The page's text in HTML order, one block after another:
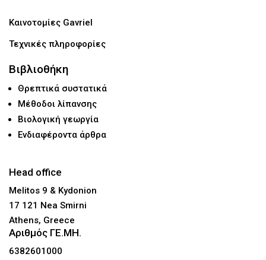
Καινοτομίες Gavriel
Τεχνικές πληροφορίες
Βιβλιοθήκη
Θρεπτικά συστατικά
Μέθοδοι λίπανσης
Βιολογική γεωργία
Ενδιαφέροντα άρθρα
Head office
Melitos 9 & Kydonion
17 121 Nea Smirni
Athens, Greece
Αριθμός ΓΕ.ΜΗ.
6382601000